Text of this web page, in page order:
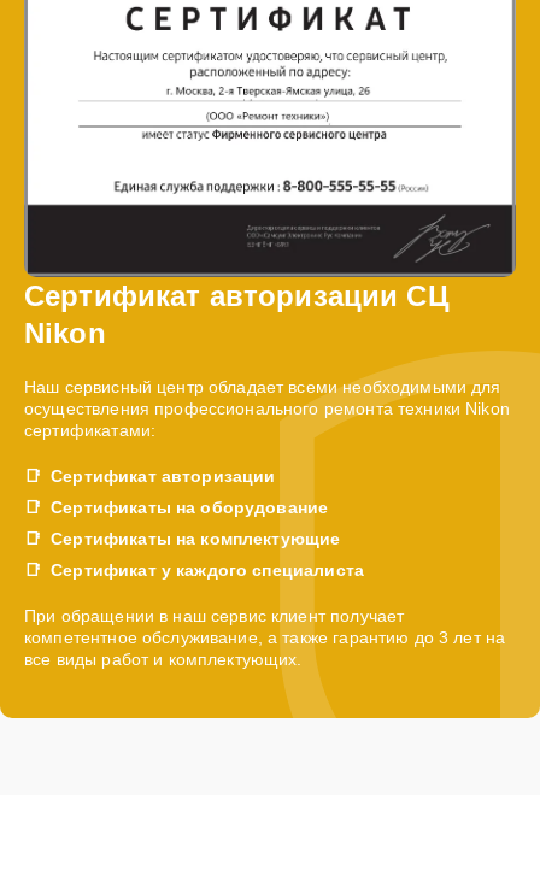
Сертификат авторизации СЦ
Nikon
Наш сервисный центр обладает всеми необходимыми для
осуществления профессионального ремонта техники Nikon
сертификатами:
Сертификат авторизации
Сертификаты на оборудование
Сертификаты на комплектующие
Сертификат у каждого специалиста
При обращении в наш сервис клиент получает
компетентное обслуживание, а также гарантию до 3 лет на
все виды работ и комплектующих.